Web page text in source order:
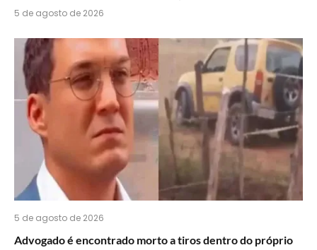
5 de agosto de 2026
5 de agosto de 2026
Advogado é encontrado morto a tiros dentro do próprio